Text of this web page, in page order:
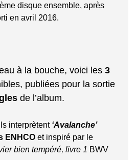
disque ensemble, après
en avril 2016.
à la bouche, voici les 3
publiées pour la sortie
de l’album.
interprètent ‘Avalanche’
ENHCO et inspiré par le
bien tempéré, livre 1 BWV